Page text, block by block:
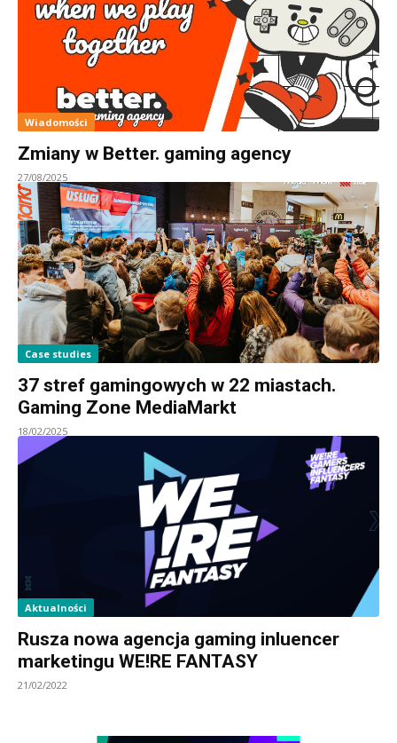
Wiadomości
Zmiany w Better. gaming agency
27/08/2025
Case studies
37 stref gamingowych w 22 miastach.
Gaming Zone MediaMarkt
18/02/2025
Aktualności
Rusza nowa agencja gaming inluencer
marketingu WE!RE FANTASY
21/02/2022